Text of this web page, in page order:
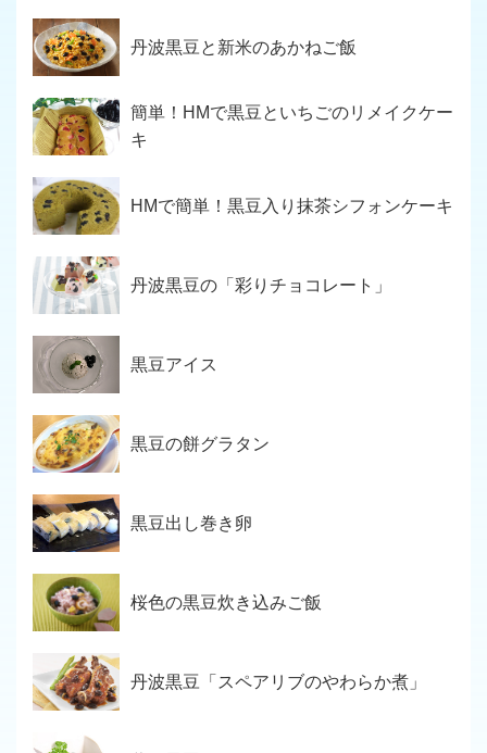
丹波黒豆と新米のあかねご飯
簡単！HMで黒豆といちごのリメイクケー
キ
HMで簡単！黒豆入り抹茶シフォンケーキ
丹波黒豆の「彩りチョコレート」
黒豆アイス
黒豆の餅グラタン
黒豆出し巻き卵
桜色の黒豆炊き込みご飯
丹波黒豆「スペアリブのやわらか煮」